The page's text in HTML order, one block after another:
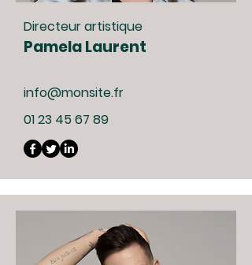
Directeur artistique
Pamela Laurent
info@monsite.fr
01 23 45 67 89